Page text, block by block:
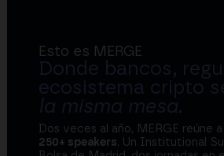
Esto es MERGE
Donde bancos,
ecosistema cripto
la misma mesa.
Dos veces al año, MERGE reúne
250+ speakers. Un Institutional